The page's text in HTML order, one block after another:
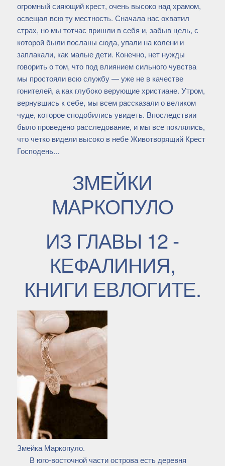
огромный сияющий крест, очень высоко над храмом,
освещал всю ту местность. Сначала нас охватил
страх, но мы тотчас пришли в себя и, забыв цель, с
которой были посланы сюда, упали на колени и
заплакали, как малые дети. Конечно, нет нужды
говорить о том, что под влиянием сильного чувства
мы простояли всю службу — уже не в качестве
гонителей, а как глубоко верующие христиане. Утром,
вернувшись к себе, мы всем рассказали о великом
чуде, которое сподобились увидеть. Впоследствии
было проведено расследование, и мы все поклялись,
что четко видели высоко в небе Животворящий Крест
Господень...
ЗМЕЙКИ
МАРКОПУЛО
ИЗ ГЛАВЫ 12 -
КЕФАЛИНИЯ,
КНИГИ ЕВЛОГИТЕ.
Змейка Маркопуло.
В юго-восточной части острова есть деревня